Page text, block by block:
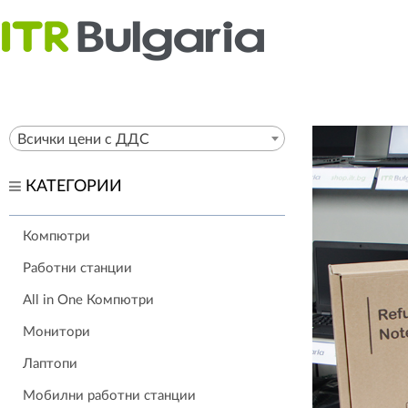
Всички цени с ДДС
КАТЕГОРИИ
Компютри
Работни станции
All in One Компютри
Монитори
Лаптопи
Мобилни работни станции